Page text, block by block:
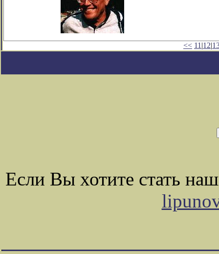
<< 11 |12|
Если Вы хотите стать